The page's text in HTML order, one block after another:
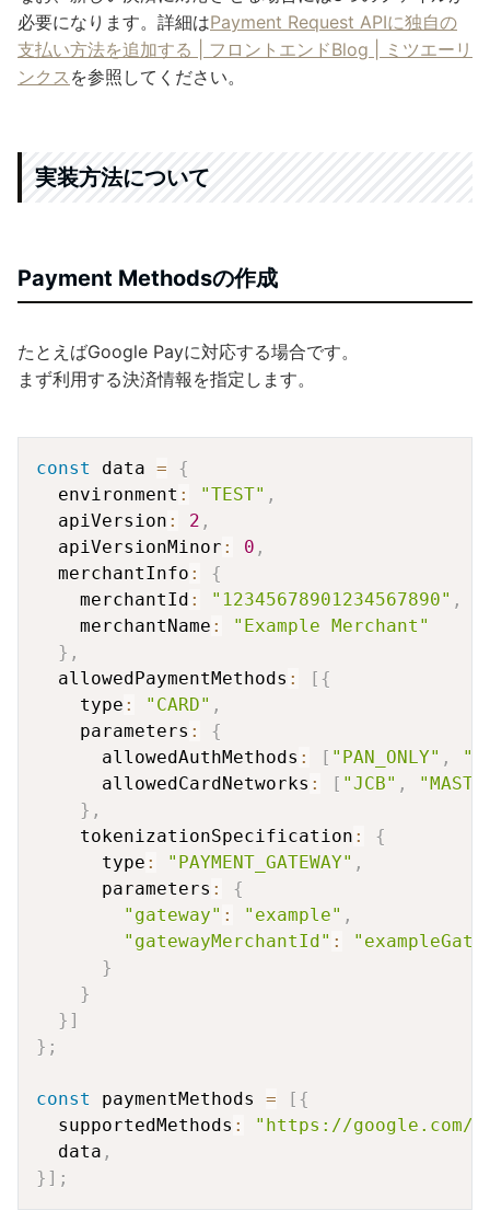
必要になります。詳細はPayment Request APIに独自の
支払い方法を追加する | フロントエンドBlog | ミツエーリ
ンクス を参照してください。
実装方法について
Payment Methodsの作成
たとえばGoogle Payに対応する場合です。
まず利用する決済情報を指定します。
const data =
{
  environment
: "TEST" ,
  apiVersion
: 2 ,
  apiVersionMinor
: 0 ,
  merchantInfo
:
{
    merchantId
: "12345678901234567890" ,
    merchantName
:
"Example Merchant"
} ,
  allowedPaymentMethods
: [ {
    type
: "CARD" ,
    parameters
:
{
      allowedAuthMethods
: [ "PAN_ONLY" ,
      allowedCardNetworks
: [ "JCB" ,
} ,
    tokenizationSpecification
:
{
      type
: "PAYMENT_GATEWAY" ,
      parameters
:
{
"gateway" : "example" ,
"gatewayMerchantId" :
}
}
} ]
} ;
const paymentMethods = [ {
  supportedMethods
:
"https://google.com/
  data
,
} ] ;